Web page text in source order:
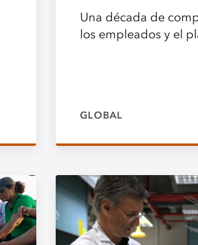
Una década de
los empleados y el
GLOBAL